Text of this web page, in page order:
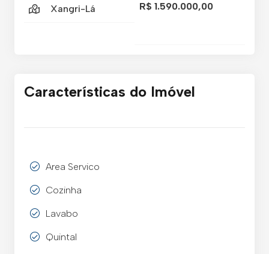
Xangri-Lá
R$ 1.590.000,00
Características do Imóvel
Area Servico
Cozinha
Lavabo
Quintal